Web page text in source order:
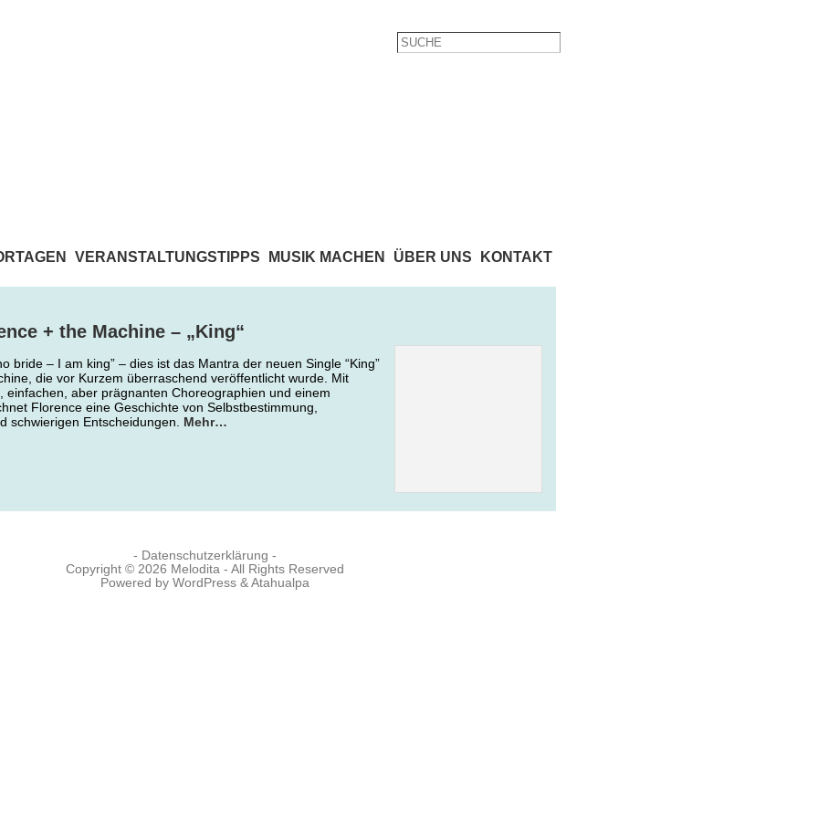
VERANSTALTUNGSTIPPS MUSIK MACHEN ÜBER UNS KONTAKT
+ the Machine – „King“
bride – I am king” – dies ist das Mantra der neuen Single “King”
die vor Kurzem überraschend veröffentlicht wurde. Mit
einfachen, aber prägnanten Choreographien und einem
Florence eine Geschichte von Selbstbestimmung,
schwierigen Entscheidungen. Mehr…
- Datenschutzerklärung -
Copyright © 2026 Melodita- All Rights Reserved
Powered by WordPress& Atahualpa